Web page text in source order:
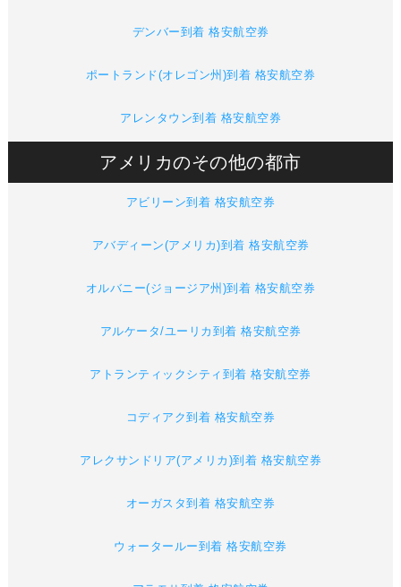
デンバー到着 格安航空券
ポートランド(オレゴン州)到着 格安航空券
アレンタウン到着 格安航空券
アメリカのその他の都市
アビリーン到着 格安航空券
アバディーン(アメリカ)到着 格安航空券
オルバニー(ジョージア州)到着 格安航空券
アルケータ/ユーリカ到着 格安航空券
アトランティックシティ到着 格安航空券
コディアク到着 格安航空券
アレクサンドリア(アメリカ)到着 格安航空券
オーガスタ到着 格安航空券
ウォータールー到着 格安航空券